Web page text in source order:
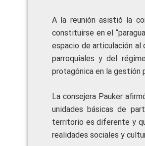
A la reunión asistió la
constituirse en el
espacio de articulación al
parroquiales y del
protagónica en la gestión
La consejera Pauker
unidades básicas de
territorio es diferente y
realidades sociales y